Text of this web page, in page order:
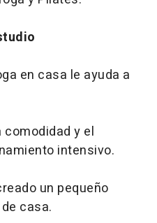
en casa le ayuda a
comodidad y el
intensivo.
un pequeño
casa.